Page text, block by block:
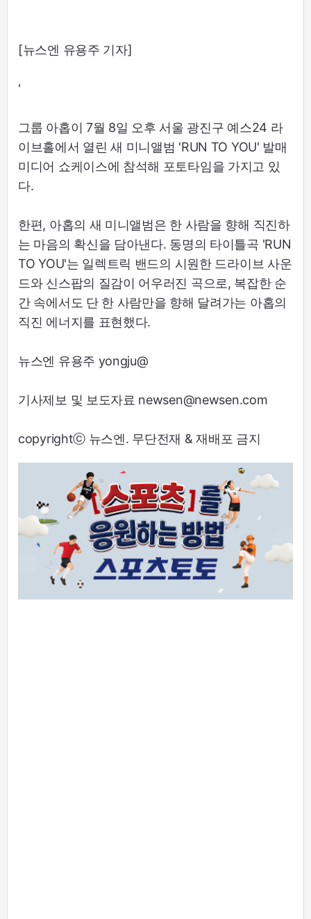
[뉴스엔 유용주 기자]
'
그룹 아홉이 7월 8일 오후 서울 광진구 예스24 라
이브홀에서 열린 새 미니앨범 'RUN TO YOU' 발매
미디어 쇼케이스에 참석해 포토타임을 가지고 있
다.
한편, 아홉의 새 미니앨범은 한 사람을 향해 직진하
는 마음의 확신을 담아낸다. 동명의 타이틀곡 'RUN
TO YOU'는 일렉트릭 밴드의 시원한 드라이브 사운
드와 신스팝의 질감이 어우러진 곡으로, 복잡한 순
간 속에서도 단 한 사람만을 향해 달려가는 아홉의
직진 에너지를 표현했다.
뉴스엔 유용주 yongju@
기사제보 및 보도자료 newsen@newsen.com
copyrightⓒ 뉴스엔. 무단전재 & 재배포 금지